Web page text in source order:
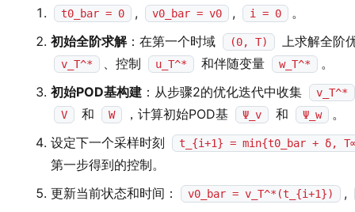
t0_bar = 0 , v0_bar = v0 , i = 0
。
初始全阶求解：在第一个时域 (0, T) 上求解全阶
v_T^* 、控制 u_T^* 和伴随变量 w_T^*
。
初始POD基构建 ：从步骤2的优化迭代中收集
v_T^*
V
和 W ，计算初始POD基 Ψ_v 和 Ψ_w
。
设定下一个采样时刻
t_{i+1} = min{t0_bar + δ,
第一步得到的控制。
更新当前状态和时间：
v0_bar = v_T^*(t_{i+1})
,